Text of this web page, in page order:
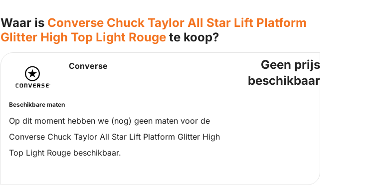
Waar is Converse Chuck Taylor All Star Lift Platform
Glitter High Top Light Rouge te koop?
Converse
Beschikbare maten
Op dit moment hebben we (nog) geen maten voor de
Converse Chuck Taylor All Star Lift Platform Glitter High
Top Light Rouge beschikbaar.
Geen prijs
beschikbaar